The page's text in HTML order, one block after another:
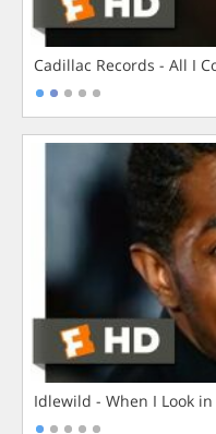
Cadillac Records - All I
Idlewild - When I Look in